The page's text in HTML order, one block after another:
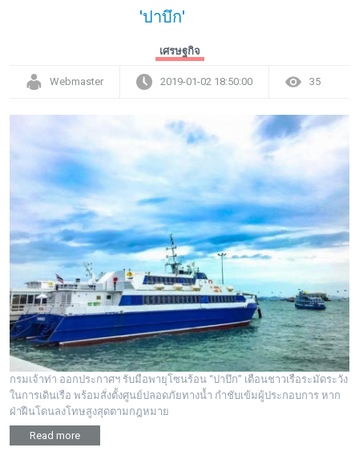
'ปาบึก'
เศรษฐกิจ
Webmaster 2019-01-02 18:50:00 35
กรมเจ้าท่า ออกประกาศฯ รับมือพายุโซนร้อน “ปาบึก” เตือนชาวเรือระมัดระวัง
ในการเดินเรือ พร้อมสั่งตั้งศูนย์ปลอดภัยทางน้ำ กำชับเข้มผู้ประกอบการ หาก
ฝ่าฝืนโดนลงโทษสูงสุดตามกฎหมาย
Read more